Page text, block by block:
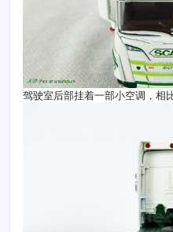
驾驶室后部挂着一部小空调，相